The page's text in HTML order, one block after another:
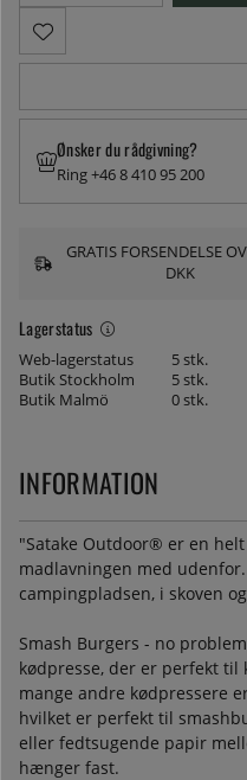
Lagerstatus
Web-lagerstatus
5 stk.
Butik Stockholm
5 stk.
Butik Malmö
0 stk.
Ønsker du rådgivning?
Ring +46 8 410 95 200
GRATIS FORSENDELSE
DKK
INFORMATION
"Satake Outdoor® er en
madlavningen med
campingpladsen, i skoven
Smash Burgers - no
kødpresse, der er perfekt
mange andre kødpressere
hvilket er perfekt til
eller fedtsugende papir
hænger fast.